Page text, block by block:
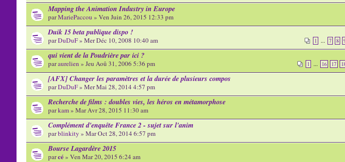
Mapping the Animation Industry in Europe
parMariePaccou » Ven Juin 26, 2015 12:33 pm
Duik 15 beta publique dispo !
1 ... 7 8
parDuDuF» Mer Déc 10, 2008 10:40 am
qui vient de la Poudrière par ici ?
1 ... 16 17
paraurelien » Jeu Aoû 31, 2006 5:36 pm
[AFX] Changer les paramètres et la durée de plusieurs compos
parDuDuF» Mer Mai 28, 2014 4:57 pm
Recherche de films : doubles vies, les héros en métamorphose
parkam» Mar Avr 28, 2015 11:30 am
Complément d'enquête France 2 - sujet sur l'anim
parblinkity » Mar Oct 28, 2014 6:57 pm
Bourse Lagardère 2015
parcé» Ven Mar 20, 2015 6:24 am